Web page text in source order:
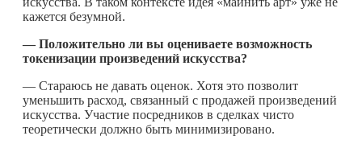
кажется безумной.
— Положительно ли вы оцениваете возможность
токенизации произведений искусства?
— Стараюсь не давать оценок. Хотя это позволит
уменьшить расход, связанный с продажей произведений
искусства. Участие посредников в сделках чисто
теоретически должно быть минимизировано.